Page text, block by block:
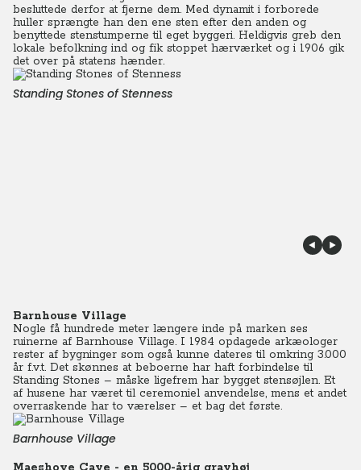
besluttede derfor at fjerne dem. Med dynamit i forborede
huller sprængte han den ene sten efter den anden og
benyttede stenstumperne til eget byggeri. Heldigvis greb den
lokale befolkning ind og fik stoppet hærværket og i 1906 gik
det over på statens hænder.
Standing Stones of Stenness
Barnhouse Village
Nogle få hundrede meter længere inde på marken ses
ruinerne af Barnhouse Village. I 1984 opdagede arkæologer
rester af bygninger som også kunne dateres til omkring 3.000
år f.v.t. Det skønnes at beboerne har haft forbindelse til
Standing Stones – måske ligefrem har bygget stensøjlen. Et
af husene har været til ceremoniel anvendelse, mens et andet
overraskende har to værelser – et bag det første.
Barnhouse Village